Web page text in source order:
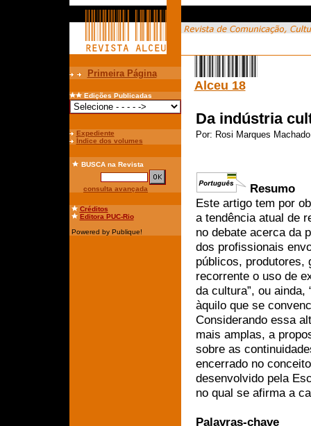
Primeira Página
Edições Publicadas
Expediente
Índice dos volumes
BUSCAna Revista
consulta avançada
Créditos
Editora PUC-Rio
Powered by Publique!
Alceu 18
Da indústria
Por: Rosi Marques Machado
Resumo
Este artigo tem por
a tendência atual de
no debate acerca da
dos profissionais
públicos, produtores,
recorrente o uso de
da cultura”, ou
àquilo que se
Considerando essa
mais amplas, a
sobre as
encerrado no
desenvolvido pela
no qual se afirma a
Palavras-chave